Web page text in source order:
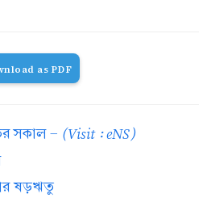
as PDF
সকাল - (Visit : eNS)
ষড়ঋতু